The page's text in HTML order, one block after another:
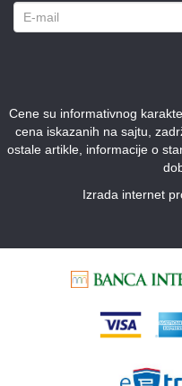
Cene su informativnog
cena iskazanih na sajtu,
ostale artikle, informacije o
Izrada internet